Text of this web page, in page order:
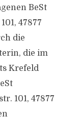
BeSt
47877
die
die im
Krefeld
101, 47877